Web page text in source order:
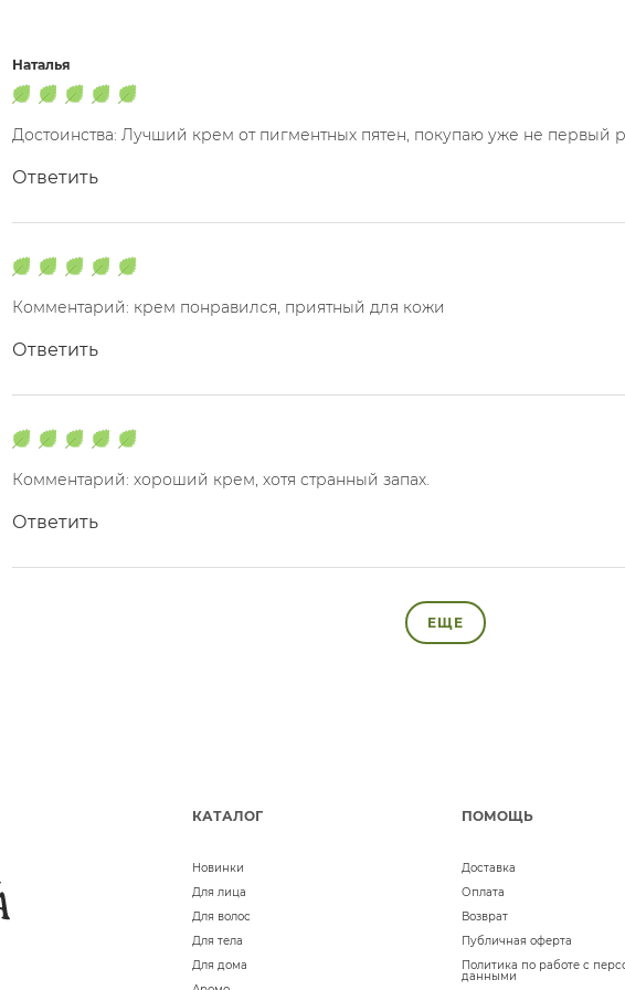
Наталья
Достоинства: Лучший крем от пигментных пятен, покупаю уже не первый
Ответить
Комментарий: крем понравился, приятный для кожи
Ответить
Комментарий: хороший крем, хотя странный запах.
Ответить
ЕЩЕ
КАТАЛОГ
Новинки
Для лица
Для волос
Для тела
Для дома
ПОМОЩЬ
Доставка
Оплата
Возврат
Публичная оферта
Политика по работе с
данными